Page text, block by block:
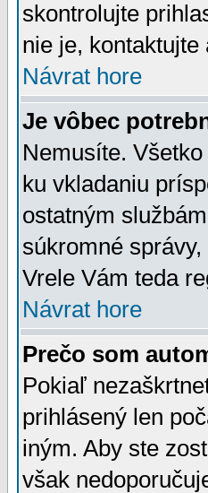
skontrolujte
nie je,
Návrat hore
Je vôbec
Nemusíte.
ku vkladaniu
ostatným
súkromné
Vrele Vám teda
Návrat hore
Prečo som
Pokiaľ
prihlásený len
iným. Aby ste
však